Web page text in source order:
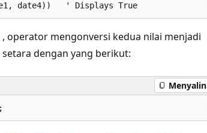
, operator mengonversi kedua nilai menjadi
dengan yang berikut:
Menyalin